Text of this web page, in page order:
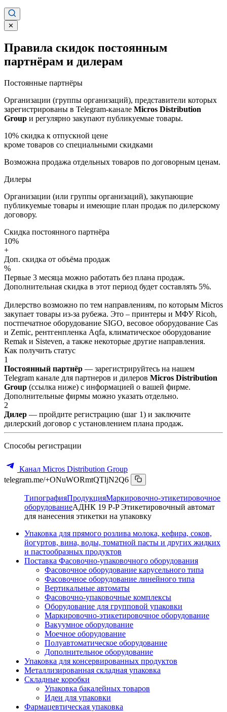
✕
Правила скидок постоянным
партнёрам и дилерам
Постоянные партнёры
Организации (группы организаций), представители которых
зарегистрированы в Telegram-канале Micros Distribution
Group и регулярно закупают публикуемые товары.
10% скидка к отпускной цене
кроме товаров со специальными скидками
Возможна продажа отдельных товаров по договорным ценам.
Дилеры
Организации (или группы организаций), закупающие
публикуемые товары и имеющие план продаж по дилерскому
договору.
Скидка постоянного партнёра
10%
+
Доп. скидка от объёма продаж
%
Первые 3 месяца можно работать без плана продаж.
Дополнительная скидка в этот период будет составлять 5%.
Дилерство возможно по тем направлениям, по которым Micros
закупает товары из-за рубежа. Это – принтеры и МФУ Ricoh,
постпечатное оборудование SIGO, весовое оборудование Cas
и Zemic, рентгенпленка Aqfa, климатическое оборудование
Remak и Sisteven, а также некоторые другие направления.
Как получить статус
1
Постоянный партнёр — зарегистрируйтесь на нашем
Telegram канале для партнеров и дилеров Micros Distribution
Group (ссылка ниже) с информацией о вашей фирме.
Дополнительные фирмы можно указать отдельно.
2
Дилер — пройдите регистрацию (шаг 1) и заключите
дилерский договор с установлением плана продаж.
Способы регистрации
Канал Micros Distribution Group
telegram.me/+ONuWORmtQTljN2Q6
ТипографияПродукцияМаркировочно-этикетировочное
оборудованиеАДНК 19 P-P Этикетировочный автомат
для нанесения этикетки на упаковку
Упаковка для прямого розлива молока, кефира, соков,
йогуртов, вина, воды, томатной пасты и других жидких
и пастообразных продуктов
Поставка Фасовочно-упаковочного оборудования
Фасовочное оборудование карусельного типа
Фасовочное оборудование линейного типа
Вертикальные автоматы
Фасовочно-упаковочные комплексы
Оборудование для групповой упаковки
Маркировочно-этикетировочное оборудование
Вакуумное оборудование
Моечное оборудование
Полуавтоматическое оборудование
Дополнительное оборудование
Упаковка для консервированных продуктов
Металлизированная складная упаковка
Складные коробки
Упаковка бакалейных товаров
Идеи для упаковки
Фармацевтическая упаковка